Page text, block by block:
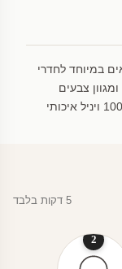
במיוחד לחדרי
מגיעה ב3 גדלים ומגוון צבעים
לבחירתכם!המדבקות קיר טאקיארט עשויות 100% ויניל איכותי
5 דקות בלבד
2